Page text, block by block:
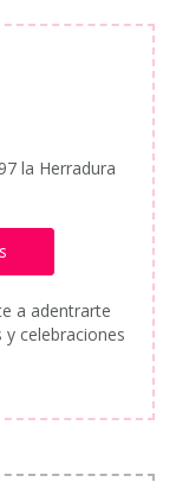
la Herradura
a adentrarte
celebraciones